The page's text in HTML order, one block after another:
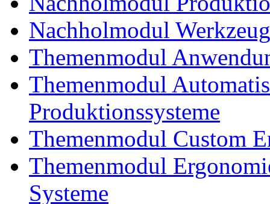
Nachholmodul
Themenmodul
Themenmodul
Produktionssysteme
Themenmodul Custom
Themenmodul
Systeme